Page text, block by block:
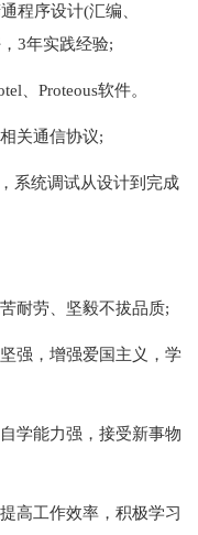
程序设计(汇编、
3年实践经验;
、Proteous软件。
关通信协议;
系统调试从设计到完成
耐劳、坚毅不拔品质;
强，增强爱国主义，学
学能力强，接受新事物
高工作效率，积极学习